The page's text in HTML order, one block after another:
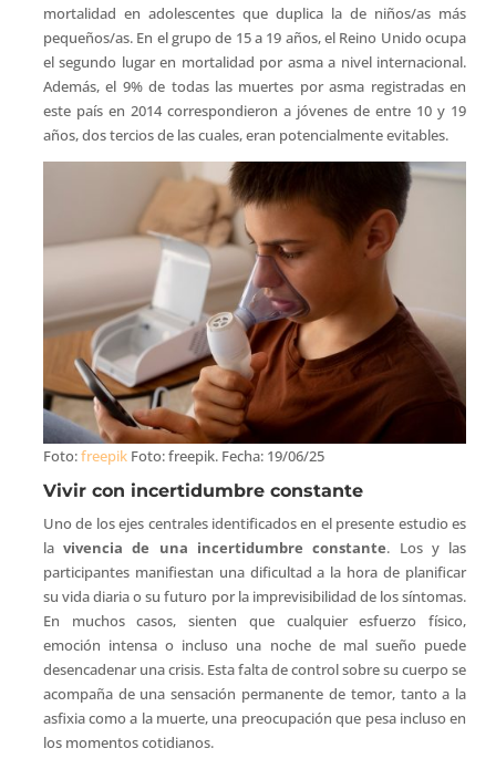
mortalidad en adolescentes que duplica la de niños/as más
pequeños/as. En el grupo de 15 a 19 años, el Reino Unido ocupa
el segundo lugar en mortalidad por asma a nivel internacional.
Además, el 9% de todas las muertes por asma registradas en
este país en 2014 correspondieron a jóvenes de entre 10 y 19
años, dos tercios de las cuales, eran potencialmente evitables.
Foto:freepikFoto: freepik. Fecha: 19/06/25
Vivir con incertidumbre constante
Uno de los ejes centrales identificados en el presente estudio es
lavivencia de una incertidumbre constante. Los y las
participantes manifiestan una dificultad a la hora de planificar
su vida diaria o su futuro por la imprevisibilidad de los síntomas.
En muchos casos, sienten que cualquier esfuerzo físico,
emoción intensa o incluso una noche de mal sueño puede
desencadenar una crisis. Esta falta de control sobre su cuerpo se
acompaña de una sensación permanente de temor, tanto a la
asfixia como a la muerte, una preocupación que pesa incluso en
los momentos cotidianos.